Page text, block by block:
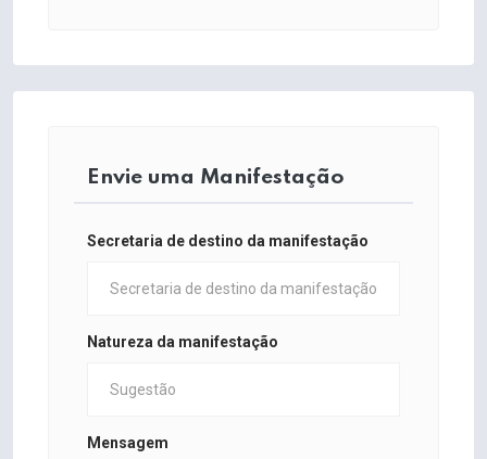
Envie uma Manifestação
Secretaria de destino da manifestação
Natureza da manifestação
Mensagem